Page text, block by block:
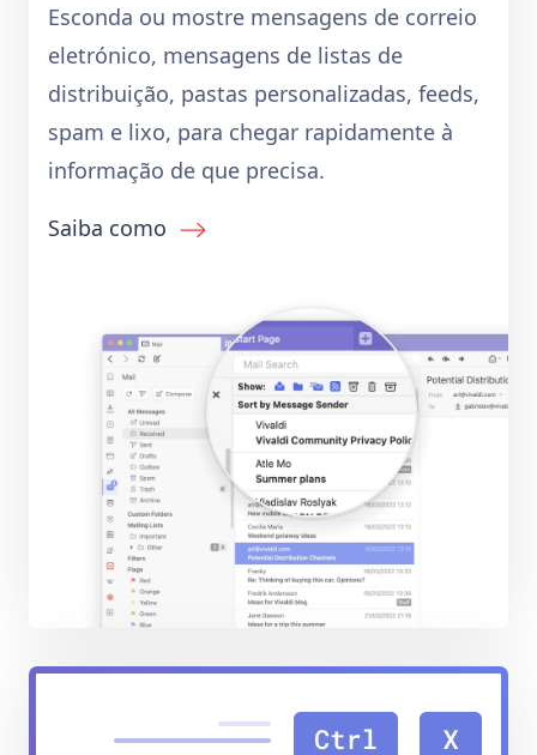
Esconda ou mostre mensagens de correio
eletrónico, mensagens de listas de
distribuição, pastas personalizadas, feeds,
spam e lixo, para chegar rapidamente à
informação de que precisa.
Saiba como